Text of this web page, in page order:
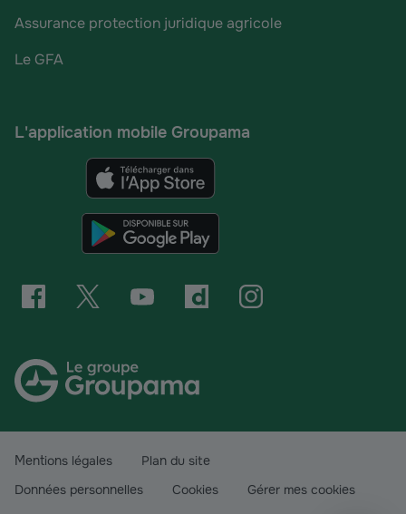
Assurance protection juridique agricole
Le GFA
L'application mobile Groupama
Mentions légales
Plan du site
Données personnelles
Cookies Gérer mes cookies